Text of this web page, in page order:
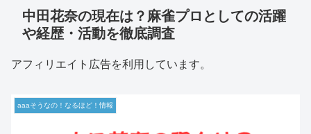
中田花奈の現在は？麻雀プロとしての活躍
や経歴・活動を徹底調査
アフィリエイト広告を利用しています。
aaaそうなの！なるほど！情報